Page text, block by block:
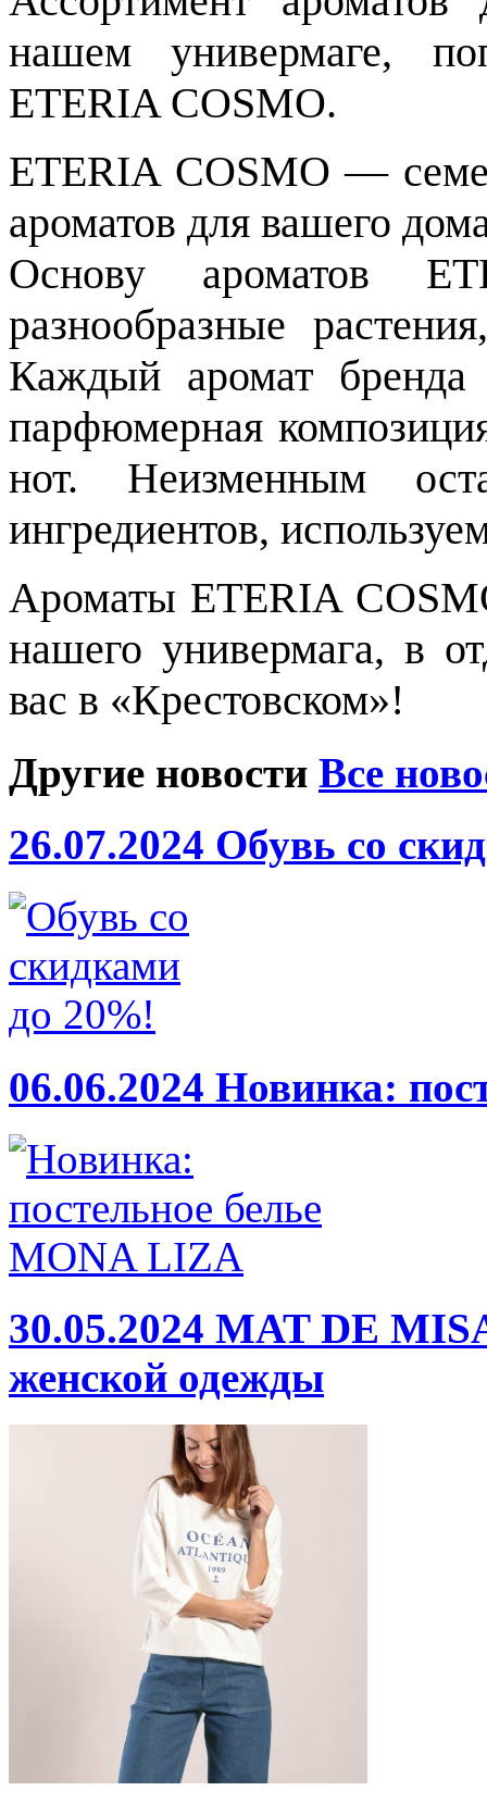
нашем универмаге,
ETERIA COSMO.
ETERIA COSMO —
ароматов для вашего
Основу ароматов
разнообразные
Каждый аромат
парфюмерная
нот. Неизменным
ингредиентов,
Ароматы ETERIA
нашего универмага, в
вас в «Крестовском»!
Другие новости Все
26.07.2024 Обувь со
06.06.2024 Новинка:
30.05.2024 MAT DE
женской одежды